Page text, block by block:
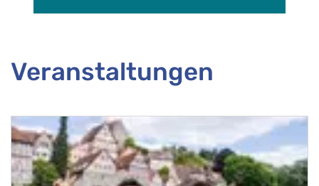
Veranstaltungen